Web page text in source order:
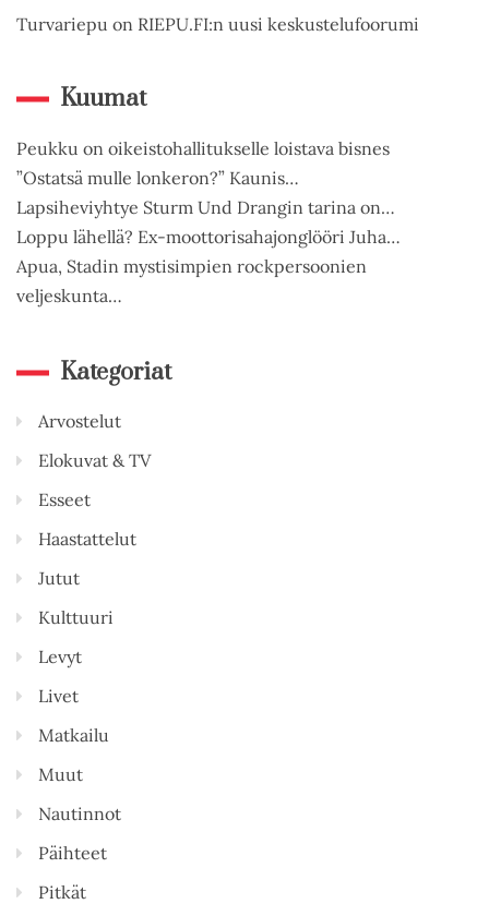
Turvariepu on RIEPU.FI:n uusi keskustelufoorumi
Kuumat
Peukku on oikeistohallitukselle loistava bisnes
”Ostatsä mulle lonkeron?” Kaunis…
Lapsiheviyhtye Sturm Und Drangin tarina on…
Loppu lähellä? Ex-moottorisahajonglööri Juha…
Apua, Stadin mystisimpien rockpersoonien
veljeskunta…
Kategoriat
Arvostelut
Elokuvat & TV
Esseet
Haastattelut
Jutut
Kulttuuri
Levyt
Livet
Matkailu
Muut
Nautinnot
Päihteet
Pitkät